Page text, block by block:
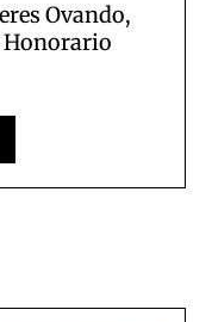
Ovando,
Honorario